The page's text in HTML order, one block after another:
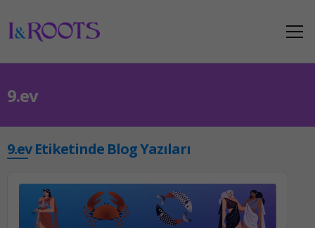
9.ev
9.ev Etiketinde Blog Yazıları